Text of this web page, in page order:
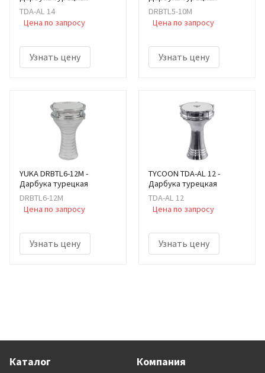
TDA-AL 14
Цена по запросу
Узнать цену
DRBTL5-10M
Цена по запросу
Узнать цену
YUKA DRBTL6-12M -
Дарбука турецкая
DRBTL6-12M
Цена по запросу
Узнать цену
TYCOON TDA-AL 12 -
Дарбука турецкая
TDA-AL 12
Цена по запросу
Узнать цену
Каталог Компания